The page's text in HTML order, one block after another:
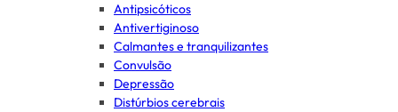
Antipsicóticos
Antivertiginoso
Calmantes e tranquilizantes
Convulsão
Depressão
Distúrbios cerebrais